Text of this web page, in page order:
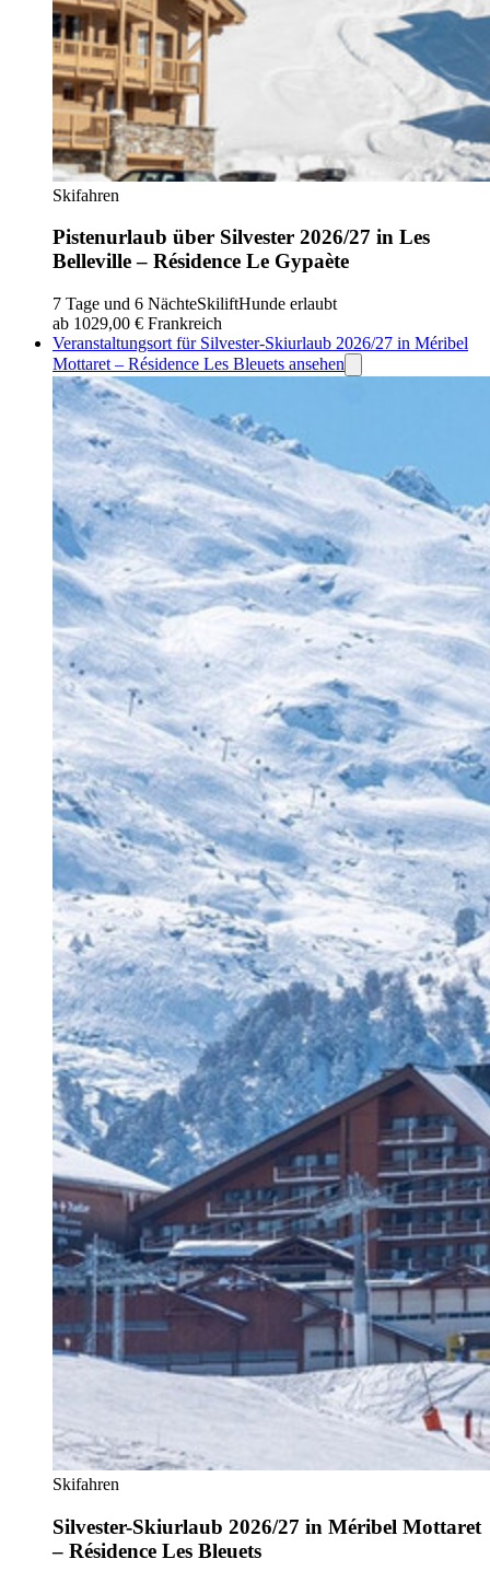
Skifahren
Pistenurlaub über Silvester 2026/27 in Les
Belleville – Résidence Le Gypaète
7 Tage und 6 NächteSkiliftHunde erlaubt
ab 1029,00 € Frankreich
Veranstaltungsort für Silvester-Skiurlaub 2026/27 in Méribel
Mottaret – Résidence Les Bleuets ansehen
Skifahren
Silvester-Skiurlaub 2026/27 in Méribel Mottaret
– Résidence Les Bleuets